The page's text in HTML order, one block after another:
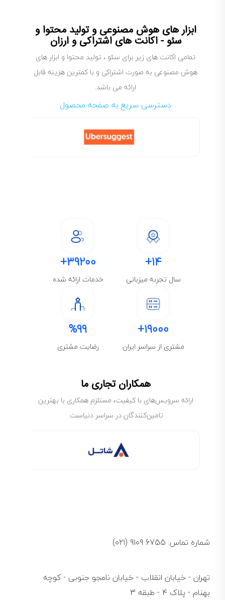
ابزار های هوش مصنوعی و تولید محتوا و
سئو - اکانت های اشتراکی و ارزان
تمامی اکانت های زیر برای سئو ، تولید محتوا و ابزار های
هوش مصنوعی به صورت اشتراکی و با کمترین هزینه قابل
ارائه می باشد.
دسترسی سریع به صفحه محصول
14+
سال تجربه میزبانی
39200+
خدمات ارائه شده
19000+
مشتری از سراسر ایران
%99
رضایت مشتری
همکاران تجاری ما
ارائه سرویس‌های با کیفیت، مستلزم همکاری با بهترین
تامین‌کنندگان در سراسر دنیاست.
شماره تماس: 6755 9109 (021)
تهران - خیابان انقلاب - خیابان نامجو جنوبی - کوچه
بهنام - پلاک 4 - طبقه 3